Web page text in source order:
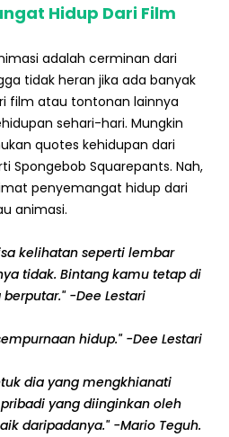
Hidup Dari Film
adalah cerminan dari
tidak heran jika ada banyak
film atau tontonan lainnya
sehari-hari. Mungkin
quotes kehidupan dari
Spongebob Squarepants. Nah,
penyemangat hidup dari
animasi.
kelihatan seperti lembar
tidak. Bintang kamu tetap di
-Dee Lestari
hidup." -Dee Lestari
dia yang mengkhianati
yang diinginkan oleh
daripadanya." -Mario Teguh.